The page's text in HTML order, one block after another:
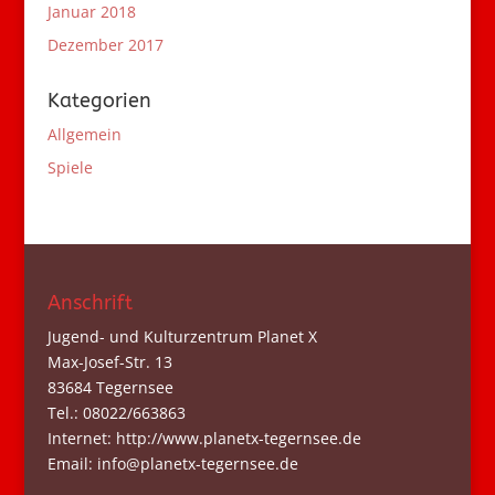
Januar 2018
Dezember 2017
Kategorien
Allgemein
Spiele
Anschrift
Jugend- und Kulturzentrum Planet X
Max-Josef-Str. 13
83684 Tegernsee
Tel.: 08022/663863
Internet: http://www.planetx-tegernsee.de
Email: info@planetx-tegernsee.de